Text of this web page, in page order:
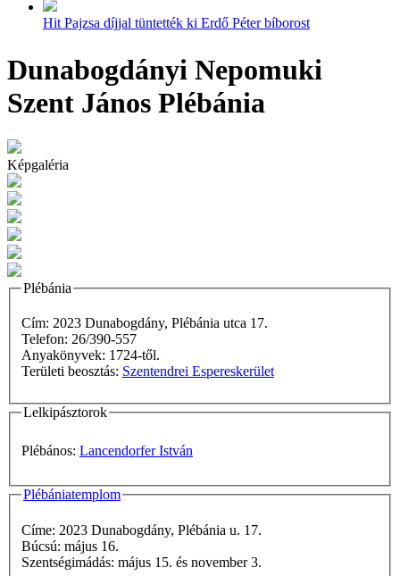
Hit Pajzsa díjjal tüntették ki Erdő Péter bíborost
Dunabogdányi Nepomuki
Szent János Plébánia
Képgaléria
Plébánia
Cím: 2023 Dunabogdány, Plébánia utca 17.
Telefon: 26/390-557
Anyakönyvek: 1724-től.
Területi beosztás: Szentendrei Espereskerület
Lelkipásztorok
Plébános: Lancendorfer István
Plébániatemplom
Címe: 2023 Dunabogdány, Plébánia u. 17.
Búcsú: május 16.
Szentségimádás: május 15. és november 3.